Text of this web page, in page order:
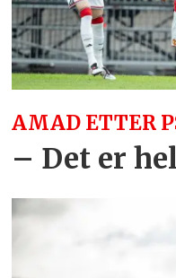
AMAD ETTER
– Det er